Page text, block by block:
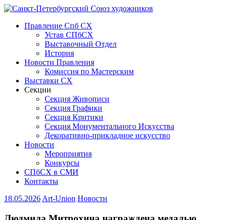
Правление Спб СХ
Устав СПбСХ
Выставочный Отдел
История
Новости Правления
Комиссия по Мастерским
Выставки СХ
Секции
Секция Живописи
Секция Графики
Секция Критики
Секция Монументального Искусства
Декоративно-прикладное искусство
Новости
Мероприятия
Конкурсы
СПбСХ в СМИ
Контакты
18.05.2026 Art-Union Новости